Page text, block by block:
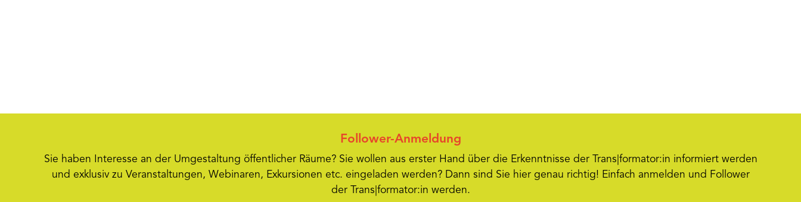
Follower-Anmeldung
Sie haben Interesse an der Umgestaltung öffentlicher Räume? Sie wollen aus erster Hand über die Erkenntnisse der Trans|formator:in informiert werden
und exklusiv zu Veranstaltungen, Webinaren, Exkursionen etc. eingeladen werden? Dann sind Sie hier genau richtig! Einfach anmelden und Follower
der Trans|formator:in werden.